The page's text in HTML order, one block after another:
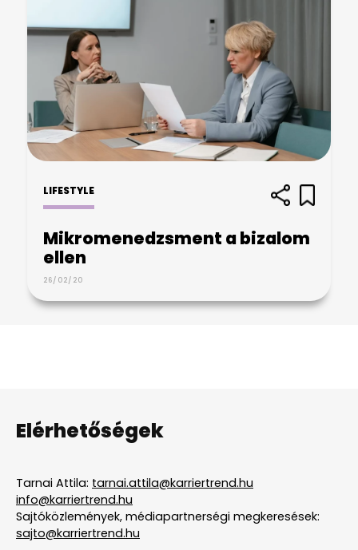
LIFESTYLE
Mikromenedzsment a bizalom
ellen
26/02/20
Elérhetőségek
Tarnai Attila: tarnai.attila@karriertrend.hu
info@karriertrend.hu
Sajtóközlemények, médiapartnerségi megkeresések:
sajto@karriertrend.hu